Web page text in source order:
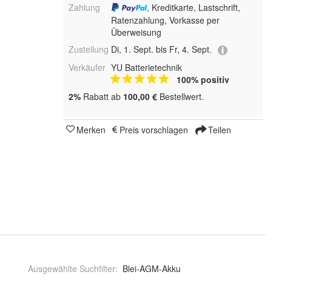
Zahlung
, Kreditkarte, Lastschrift,
Ratenzahlung, Vorkasse per
Überweisung
Zustellung Di, 1. Sept. bis Fr, 4. Sept.
Verkäufer YU Batterietechnik
100% positiv
2% Rabatt ab 100,00 € Bestellwert.
Merken Preis vorschlagen Teilen
Ausgewählte Suchfilter: Blei-AGM-Akku